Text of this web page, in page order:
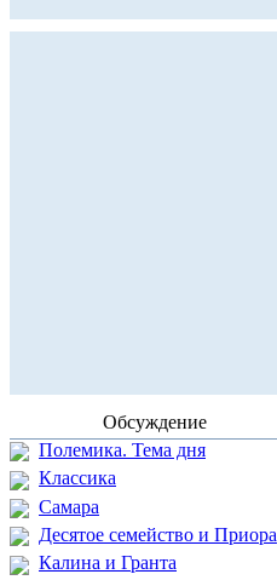
Обсуждение
Полемика. Тема дня
Классика
Самара
Десятое семейство и Приора
Калина и Гранта